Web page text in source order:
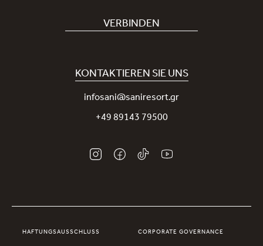
Bei uns arbeiten
Neuigkeiten
Auszeichnungen
Hochzeiten
VERBINDEN
Sani Rewards
KONTAKTIEREN SIE UNS
infosani@saniresort.gr
+49 89143 79500
HAFTUNGSAUSSCHLUSS CORPORATE GOVERNANCE